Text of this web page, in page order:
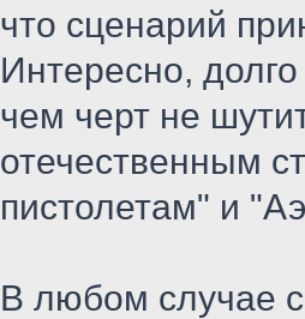
что сценарий
Интересно,
чем черт не
отечественным
пистолетам" и
В любом случае